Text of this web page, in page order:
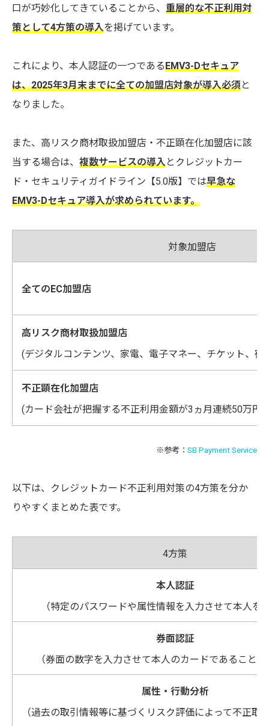
口が巧妙化してきていることから、 重層的な不正利用対
策として4方策の導入を掲げています。
これにより、本人認証の一つであるEMV3-Dセキュア
は、2025年3月末までに全ての加盟店対象が導入必須と
なりました。
また、高リスク商材取扱加盟店・不正顕在化加盟店に該
当する場合は、 複数サービスの導入とクレジットカー
ド・セキュリティガイドライン【5.0版】では早急な
EMV3-Dセキュア導入が求められています。
対象加盟店
全てのEC加盟店
高リスク商材取扱加盟店
(デジタルコンテンツ、家電、電子マネー、チケット、宿
不正顕在化加盟店
(カード会社が把握する不正利用金額が3ヵ月連続50万円
※参考： SB Payment Service
以下は、クレジットカード不正利用対策の4方策を分か
りやすくまとめた表です。
4方策
本人認証
（特定のパスワードや属性情報を入力させて本人を
券面認証
（券面の数字を入力させて本人のカードであること
属性・行動分析
（過去の取引情報等に基づくリスク評価によって不正取